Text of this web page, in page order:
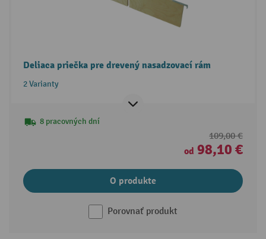
Deliaca priečka pre drevený nasadzovací rám
2 Varianty
8 pracovných dní
109,00 €
od 98,10 €
O produkte
Porovnať produkt